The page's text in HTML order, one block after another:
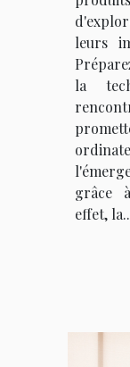
leurs
la
grâce
effet,